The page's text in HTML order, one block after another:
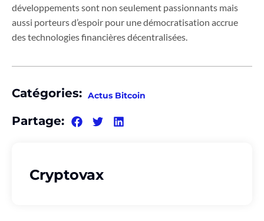
développements sont non seulement passionnants mais
aussi porteurs d’espoir pour une démocratisation accrue
des technologies financières décentralisées.
Catégories: Actus Bitcoin
Partage:
Cryptovax